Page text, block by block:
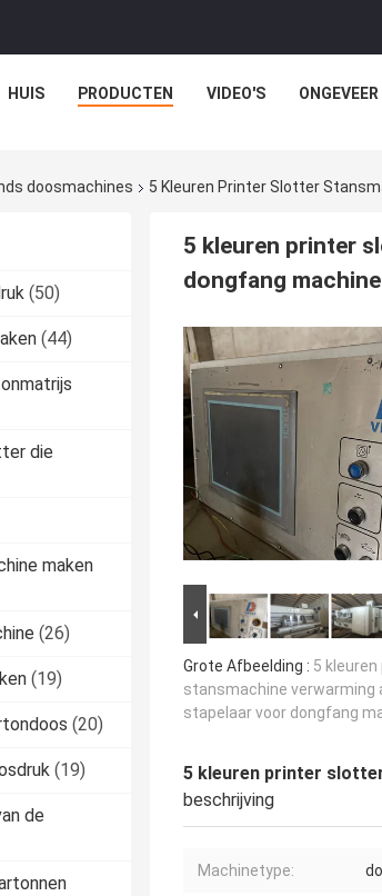
HUIS PRODUCTEN VIDEO'S
doosmachines 5 Kleuren Printer Slotter
(50)
(44)
die
maken
(26)
(19)
(20)
(19)
de
5 kleuren printer
dongfang machine
Grote Afbeelding : 5
stansmachine verwarming
stapelaar voor dongfang
5 kleuren printer
beschrijving
Machinetype: